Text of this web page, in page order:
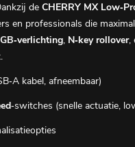
de CHERRY MX
en professionals die
, N‑key rollover,
kabel, afneembaar)
‑switches (snelle actuatie,